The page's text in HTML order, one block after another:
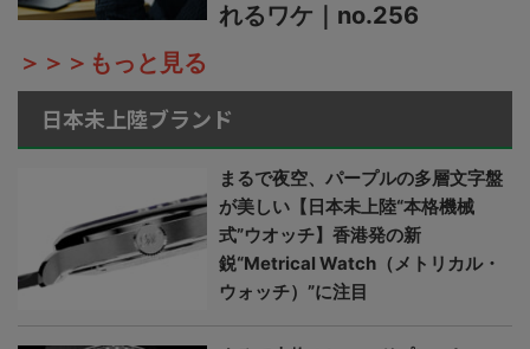
れるワケ｜no.256
＞＞＞もっと見る
日本未上陸ブランド
まるで夜空、パープルの多層文字盤
が美しい【日本未上陸“本格機械
式”ウオッチ】香港発の新
鋭“Metrical Watch（メトリカル・
ウォッチ）”に注目